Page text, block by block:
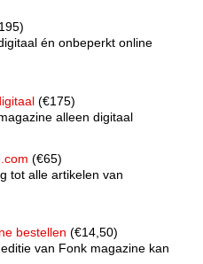
én onbeperkt online
(€175)
alleen digitaal
(€65)
tot alle artikelen van
bestellen (€14,50)
van Fonk magazine kan